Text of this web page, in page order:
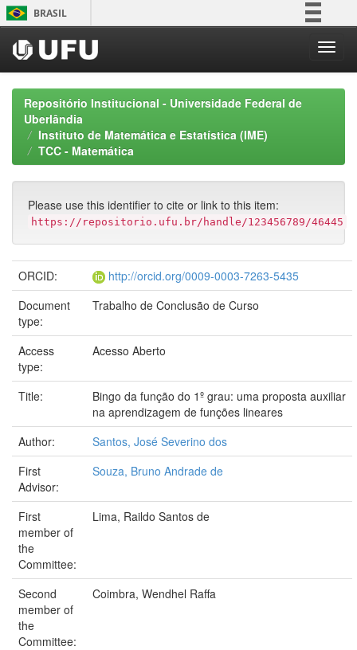
Skip
navigation
BRASIL
Participe
Acesso à informação
Legislação
Repositório Institucional - Universidade Federal de
Uberlândia
Instituto de Matemática e Estatística (IME)
TCC - Matemática
Please use this identifier to cite or link to this item:
https://repositorio.ufu.br/handle/123456789/46445
ORCID:
http://orcid.org/0009-0003-7263-5435
Document
type:
Trabalho de Conclusão de Curso
Access
type:
Acesso Aberto
Title:
Bingo da função do 1º grau: uma proposta auxiliar
na aprendizagem de funções lineares
Author:
Santos, José Severino dos
First
Advisor:
Souza, Bruno Andrade de
First
member of
the
Committee:
Lima, Raildo Santos de
Second
member of
the
Committee:
Coimbra, Wendhel Raffa